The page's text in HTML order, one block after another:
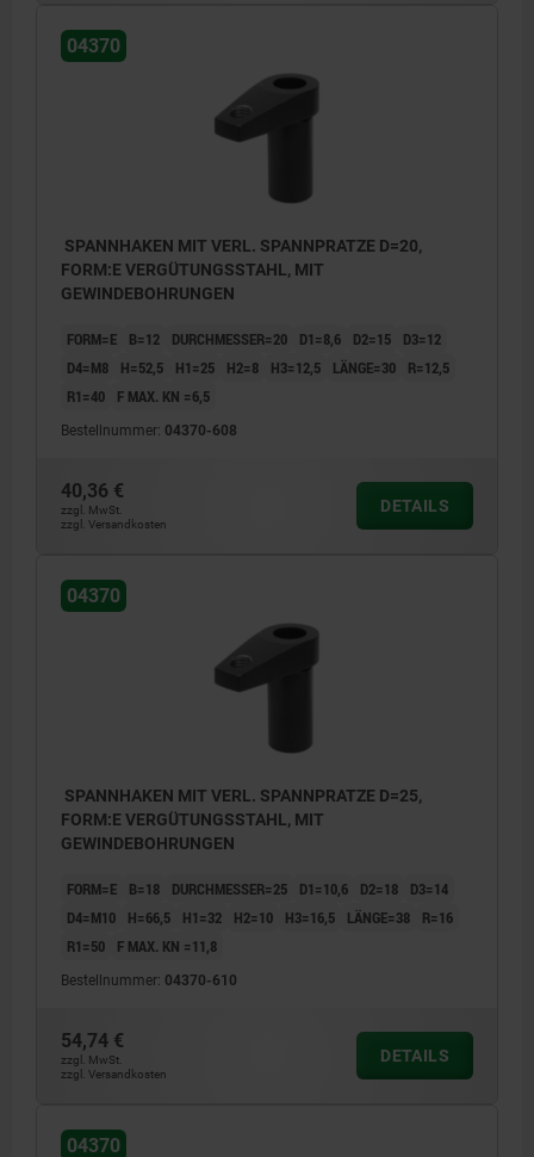
04370
SPANNHAKEN MIT VERL. SPANNPRATZE D=20,
FORM:E VERGÜTUNGSSTAHL, MIT
GEWINDEBOHRUNGEN
FORM=E B=12 DURCHMESSER=20 D1=8,6 D2=15
D3=12
D4=M8
H=52,5 H1=25 H2=8 H3=12,5 LÄNGE=30
R=12,5
R1=40
F MAX. KN =6,5
Bestellnummer: 04370-608
40,36 €
zzgl. MwSt.
zzgl. Versandkosten
DETAILS
04370
SPANNHAKEN MIT VERL. SPANNPRATZE D=25,
FORM:E VERGÜTUNGSSTAHL, MIT
GEWINDEBOHRUNGEN
FORM=E B=18 DURCHMESSER=25 D1=10,6 D2=18
D3=14
D4=M10
H=66,5 H1=32 H2=10 H3=16,5 LÄNGE=38
R=16
R1=50
F MAX. KN =11,8
Bestellnummer: 04370-610
54,74 €
zzgl. MwSt.
zzgl. Versandkosten
DETAILS
04370